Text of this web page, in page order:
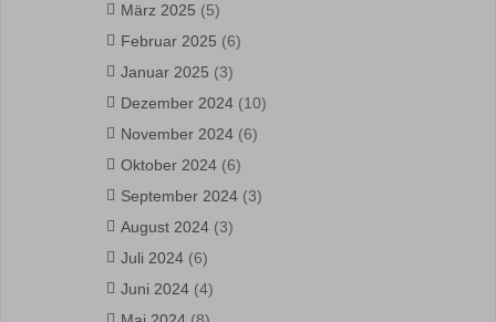
März 2025 (5)
Februar 2025 (6)
Januar 2025 (3)
Dezember 2024 (10)
November 2024 (6)
Oktober 2024 (6)
September 2024 (3)
August 2024 (3)
Juli 2024 (6)
Juni 2024 (4)